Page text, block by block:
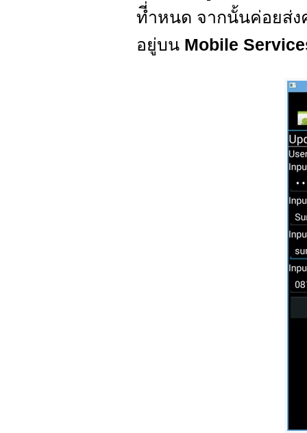
ที่ำหนด จากนั้นค่อยส่ง
อยู่บน Mobile